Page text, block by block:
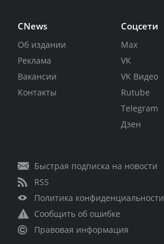
CNews
Об издании
Реклама
Вакансии
Контакты
Соцсети
Max
VK
VK Видео
Rutube
Telegram
Дзен
Быстрая подписка на новости
RSS
Политика конфиденциальности
Сообщить об ошибке
Правовая информация